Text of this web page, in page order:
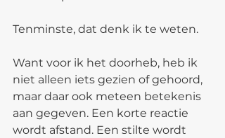
Tenminste, dat denk ik te weten.
Want voor ik het doorheb, heb ik
niet alleen iets gezien of gehoord,
maar daar ook meteen betekenis
aan gegeven. Een korte reactie
wordt afstand. Een stilte wordt